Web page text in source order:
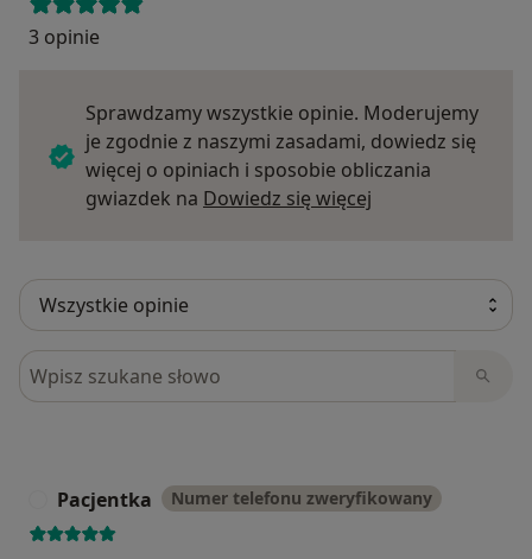
3 opinie
Sprawdzamy wszystkie opinie. Moderujemy
je zgodnie z naszymi zasadami, dowiedz się
więcej o opiniach i sposobie obliczania
gwiazdek na Dowiedz się więcej
Szukaj w opiniach
Pacjentka Numer telefonu zweryfikowany